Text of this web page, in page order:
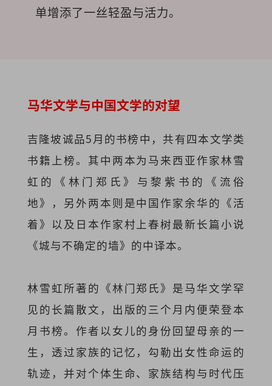
单增添了一丝轻盈与活力。
马华文学与中国文学的对望
吉隆坡诚品5月的书榜中，共有四本文学类
书籍上榜。其中两本为马来西亚作家林雪
虹的《林门郑氏》与黎紫书的《流俗
地》，另外两本则是中国作家余华的《活
着》以及日本作家村上春树最新长篇小说
《城与不确定的墙》的中译本。
林雪虹所著的《林门郑氏》是马华文学罕
见的长篇散文，出版的三个月内便荣登本
月书榜。作者以女儿的身份回望母亲的一
生，透过家族的记忆，勾勒出女性命运的
轨迹，并对个体生命、家族结构与时代压